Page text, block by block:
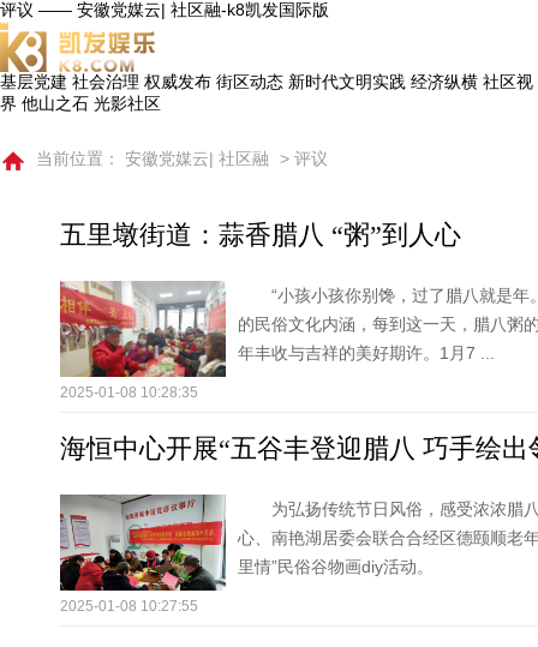
评议 —— 安徽党媒云| 社区融-k8凯发国际版
基层党建 社会治理 权威发布 街区动态 新时代文明实践 经济纵横 社区视
界 他山之石 光影社区
当前位置： 安徽党媒云| 社区融 > 评议
五里墩街道：蒜香腊八 “粥”到人心
“小孩小孩你别馋，过了腊八就是
的民俗文化内涵，每到这一天，腊八粥
年丰收与吉祥的美好期许。1月7 ...
2025-01-08 10:28:35
海恒中心开展“五谷丰登迎腊八 巧手绘
为弘扬传统节日风俗，感受浓浓腊
心、南艳湖居委会联合合经区德颐顺老
里情”民俗谷物画diy活动。
2025-01-08 10:27:55